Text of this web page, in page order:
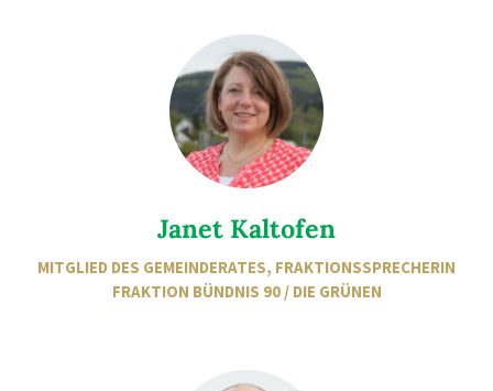
Janet Kaltofen
MITGLIED DES GEMEINDERATES, FRAKTIONSSPRECHERIN
FRAKTION BÜNDNIS 90 / DIE GRÜNEN